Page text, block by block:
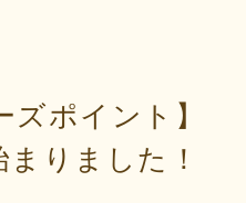
ズポイント】
りました！